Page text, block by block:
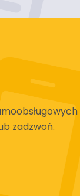
zadzwoń.